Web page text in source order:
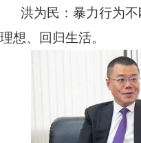
洪为民：暴力行为
理想、回归生活。